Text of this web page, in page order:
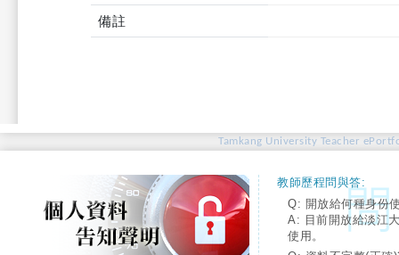
備註
Tamkang University Teacher
教師歷程問與答:
Q: 開放給何種身份
A: 目前開放給淡江
使用。